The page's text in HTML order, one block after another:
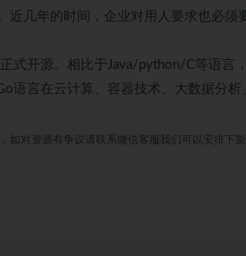
近几年的时间，企业对用人要求也必
式开源。相比于Java/python/C等语言
语言在云计算、容器技术、大数据分
如对资源有争议请联系微信客服我们可以安排下架